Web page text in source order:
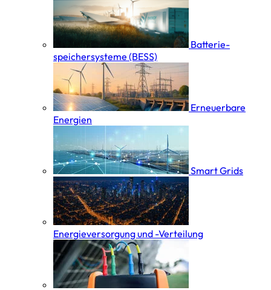
Batterie­
speicher­systeme (BESS)
Erneuerbare
Energien
Smart Grids
Energieversorgung und -Verteilung